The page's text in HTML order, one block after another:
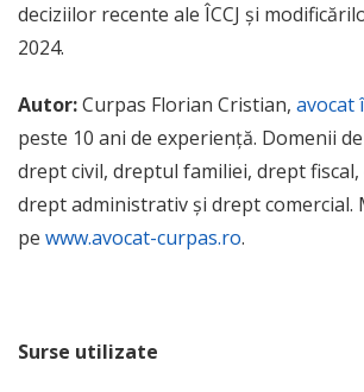
deciziilor recente ale ÎCCJ și
2024.
Autor:Curpas Florian Cristian, avocat
peste 10 ani de experiență. Domenii
drept civil, dreptul familiei, drept
drept administrativ și drept comercial.
pe www.avocat-curpas.ro.
Surse utilizate